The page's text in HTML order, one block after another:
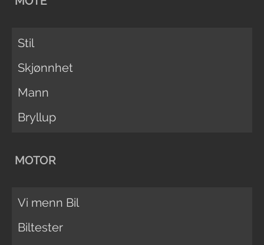
Stil
Skjønnhet
Mann
Bryllup
MOTOR
Vi menn Bil
Biltester